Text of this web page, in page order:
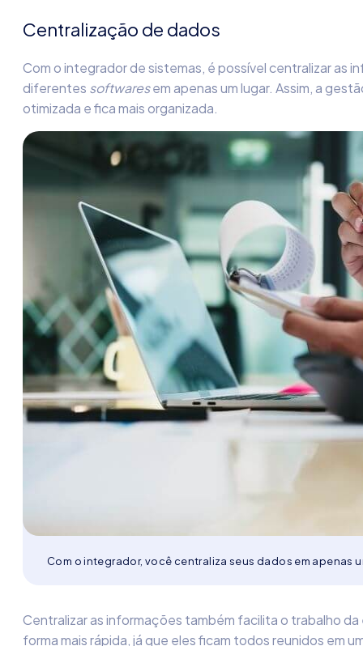
Centralização de dados
Com o integrador de sistemas, é possível centralizar as
diferentes softwaresem apenas um lugar. Assim, a
otimizada e fica mais organizada.
Com o integrador, você centraliza seus dados em apenas
Centralizar as informações também facilita o trabalho
forma mais rápida, já que eles ficam todos reunidos em